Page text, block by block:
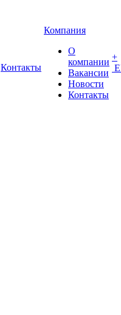
Контакты
Компания
О
компании
Вакансии
Новости
Контакты
+